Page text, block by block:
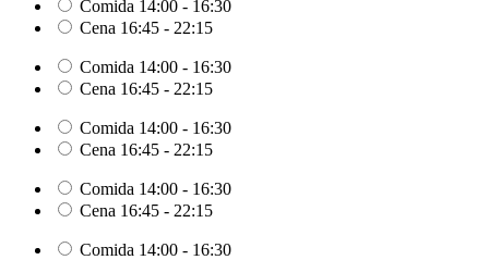
Comida 14:00 - 16:30
Cena 16:45 - 22:15
Comida 14:00 - 16:30
Cena 16:45 - 22:15
Comida 14:00 - 16:30
Cena 16:45 - 22:15
Comida 14:00 - 16:30
Cena 16:45 - 22:15
Comida 14:00 - 16:30